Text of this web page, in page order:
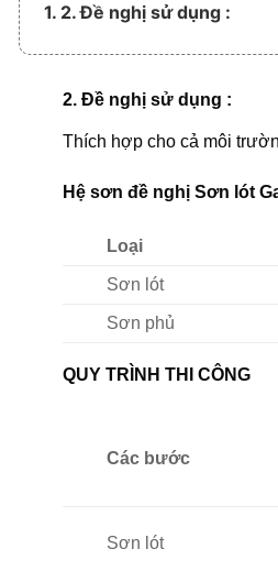
1. 2. Đề nghị sử dụng :
2. Đề nghị sử dụng :
Thích hợp cho cả môi
Hệ sơn đề nghị Sơn lót
Loại
Sơn lót
Sơn phủ
QUY TRÌNH THI CÔNG
Các bước
Sơn lót